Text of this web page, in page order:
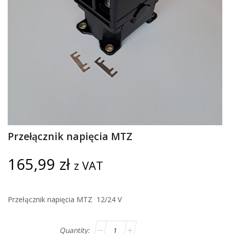
Przełącznik napięcia MTZ
165,99 zł z VAT
Przełącznik napięcia MTZ 12/24 V